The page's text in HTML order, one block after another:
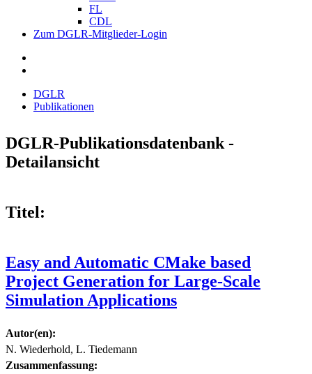
FL
CDL
Zum DGLR-Mitglieder-Login
DGLR
Publikationen
DGLR-Publikationsdatenbank -
Detailansicht
Titel:
Easy and Automatic CMake based
Project Generation for Large-Scale
Simulation Applications
Autor(en):
N. Wiederhold, L. Tiedemann
Zusammenfassung: